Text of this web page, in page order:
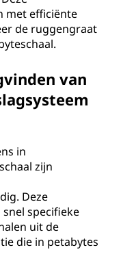
met efficiënte
de ruggengraat
van
in
zijn
Deze
specifieke
uit de
die in petabytes